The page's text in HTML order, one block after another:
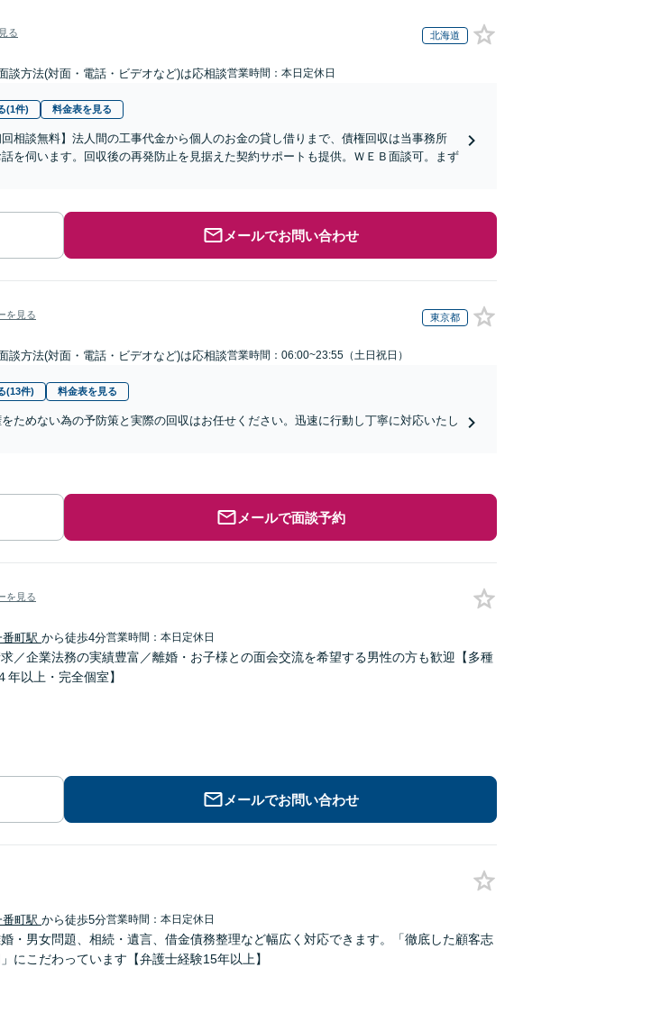
る 北海道
談方法(対面・電話・ビデオなど)は応相談営業時間：本日定休日
(1件) 料金表を見る
回相談無料】法人間の工事代金から個人のお金の貸し借りまで、債権回収は当事務所
を伺います。回収後の再発防止を見据えた契約サポートも提供。ＷＥＢ面談可。まず
メールでお問い合わせ
を見る 東京都
談方法(対面・電話・ビデオなど)は応相談営業時間：06:00~23:55（土日祝日）
(13件) 料金表を見る
をためない為の予防策と実際の回収はお任せください。迅速に行動し丁寧に対応いたし
メールで面談予約
を見る
町駅 から徒歩4分営業時間：本日定休日
／企業法務の実績豊富／離婚・お子様との面会交流を希望する男性の方も歓迎【多種
以上・完全個室】
メールでお問い合わせ
町駅 から徒歩5分営業時間：本日定休日
・男女問題、相続・遺言、借金債務整理など幅広く対応できます。「徹底した顧客志
にこだわっています【弁護士経験15年以上】